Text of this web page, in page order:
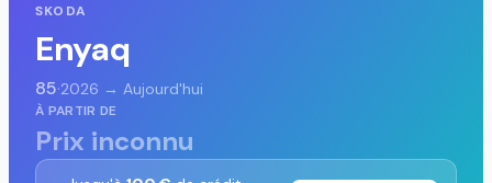
SKODA
Enyaq
85·2026 → Aujourd'hui
À PARTIR DE
Prix inconnu